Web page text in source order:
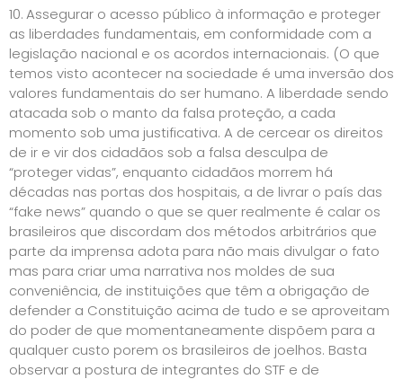
10.Assegurar o acesso público à informação e proteger
as liberdades fundamentais, em conformidade com a
legislação nacional e os acordos internacionais. (O que
temos visto acontecer na sociedade é uma inversão dos
valores fundamentais do ser humano. A liberdade sendo
atacada sob o manto da falsa proteção, a cada
momento sob uma justificativa. A de cercear os direitos
de ir e vir dos cidadãos sob a falsa desculpa de
“proteger vidas”, enquanto cidadãos morrem há
décadas nas portas dos hospitais, a de livrar o país das
“fake news” quando o que se quer realmente é calar os
brasileiros que discordam dos métodos arbitrários que
parte da imprensa adota para não mais divulgar o fato
mas para criar uma narrativa nos moldes de sua
conveniência, de instituições que têm a obrigação de
defender a Constituição acima de tudo e se aproveitam
do poder de que momentaneamente dispõem para a
qualquer custo porem os brasileiros de joelhos. Basta
observar a postura de integrantes do STF e de